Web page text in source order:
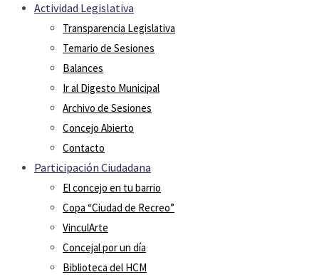
Actividad Legislativa
Transparencia Legislativa
Temario de Sesiones
Balances
Ir al Digesto Municipal
Archivo de Sesiones
Concejo Abierto
Contacto
Participación Ciudadana
El concejo en tu barrio
Copa “Ciudad de Recreo”
VinculArte
Concejal por un día
Biblioteca del HCM